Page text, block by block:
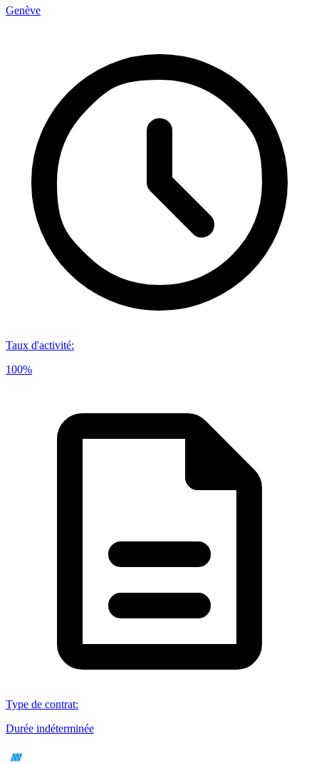
Genève
Taux d'activité:
100%
Type de contrat:
Durée indéterminée